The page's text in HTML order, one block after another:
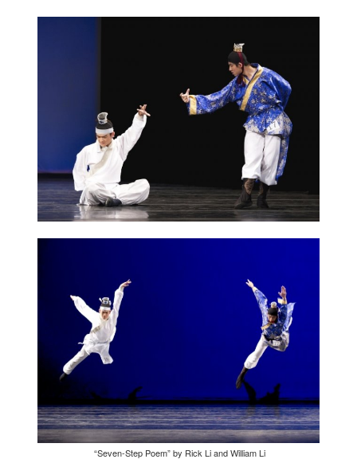
“Seven-Step Poem” by Rick Li and William Li